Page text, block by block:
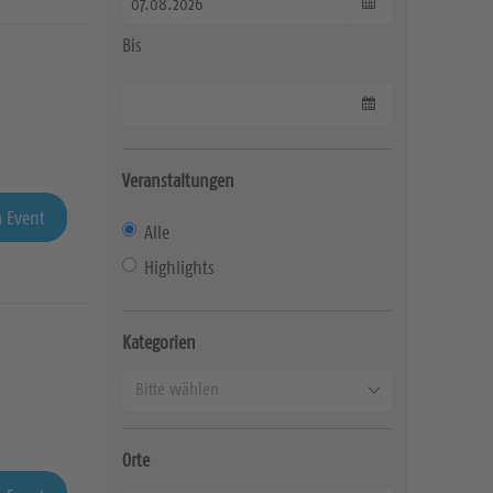
Event
Bis
Veranstaltungen
Alle
Highlights
Kategorien
e
Bitte wählen
Orte